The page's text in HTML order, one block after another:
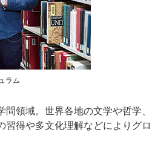
ラム
領域。世界各地の文学や哲学、
得や多文化理解などによりグロ